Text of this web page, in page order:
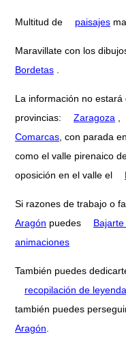
Multitud de paisajes
Maravillate con los
Bordetas .
La información no
provincias:
Zaragoza ,
Comarcas, con parada
como el valle pirenaico
oposición en el valle el
Si razones de trabajo o
Aragón puedes
animaciones
También puedes
recopilación de
también puedes
Aragón.